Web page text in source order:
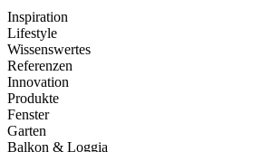
Inspiration
Lifestyle
Wissenswertes
Referenzen
Innovation
Produkte
Fenster
Garten
Balkon & Loggia